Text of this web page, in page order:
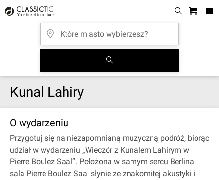
Kunal Lahiry
O wydarzeniu
Przygotuj się na niezapomnianą muzyczną podróż, biorąc
udział w wydarzeniu „Wieczór z Kunalem Lahirym w
Pierre Boulez Saal”. Położona w samym sercu Berlina
sala Pierre Boulez Saal słynie ze znakomitej akustyki i